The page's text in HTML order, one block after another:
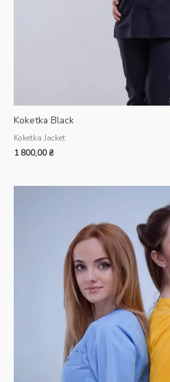
Koketka Black
Koketka Jacket
1 800,00₴